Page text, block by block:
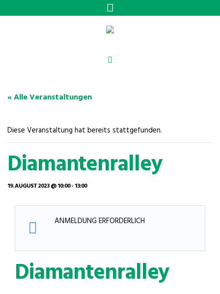
« Alle Veranstaltungen
Diese Veranstaltung hat bereits stattgefunden.
Diamantenralley
19. AUGUST 2023 @ 10:00- 13:00
ANMELDUNG ERFORDERLICH
Diamantenralley